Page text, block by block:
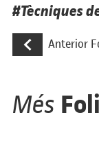
Tècniques
Navegació
Anterior
Més